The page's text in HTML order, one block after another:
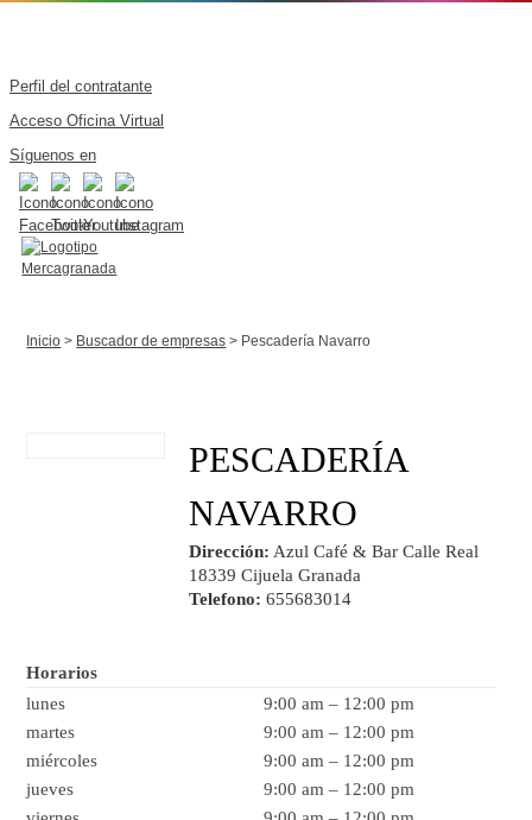
Perfil del contratante
Acceso Oficina Virtual
Síguenos en
Inicio > Buscador de empresas > Pescadería Navarro
PESCADERÍA
NAVARRO
Dirección: Azul Café & Bar Calle Real
18339 Cijuela Granada
Telefono: 655683014
Horarios
lunes
9:00 am – 12:00 pm
martes
9:00 am – 12:00 pm
miércoles
9:00 am – 12:00 pm
jueves
9:00 am – 12:00 pm